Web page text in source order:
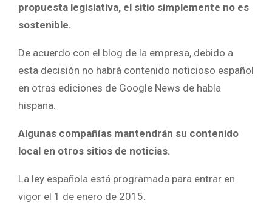
propuesta legislativa, el sitio simplemente no es
sostenible.
De acuerdo con el blog de la empresa, debido a
esta decisión no habrá contenido noticioso español
en otras ediciones de Google News de habla
hispana.
Algunas compañías mantendrán su contenido
local en otros sitios de noticias.
La ley española está programada para entrar en
vigor el 1 de enero de 2015.